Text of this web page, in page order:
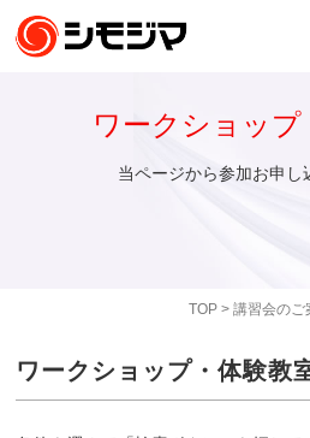
TOP> 講習会のご
ワークショップ
当ページから参加お申し
ワークショップ・体験教